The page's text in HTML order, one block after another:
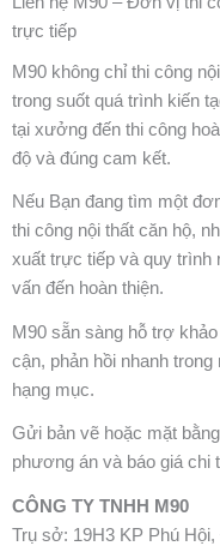
trực tiếp
M90 không chỉ thi công
trong suốt quá trình kiến
tại xưởng đến thi công
độ và đúng cam kết.
Nếu Bạn đang tìm một
thi công nội thất căn hộ,
xuất trực tiếp và quy trình
vấn đến hoàn thiện.
M90 sẵn sàng hỗ trợ
cận, phản hồi nhanh
hạng mục.
Gửi bản vẽ hoặc mặt
phương án và báo giá chi
CÔNG TY TNHH M90
Trụ sở: 19H3 KP Phú